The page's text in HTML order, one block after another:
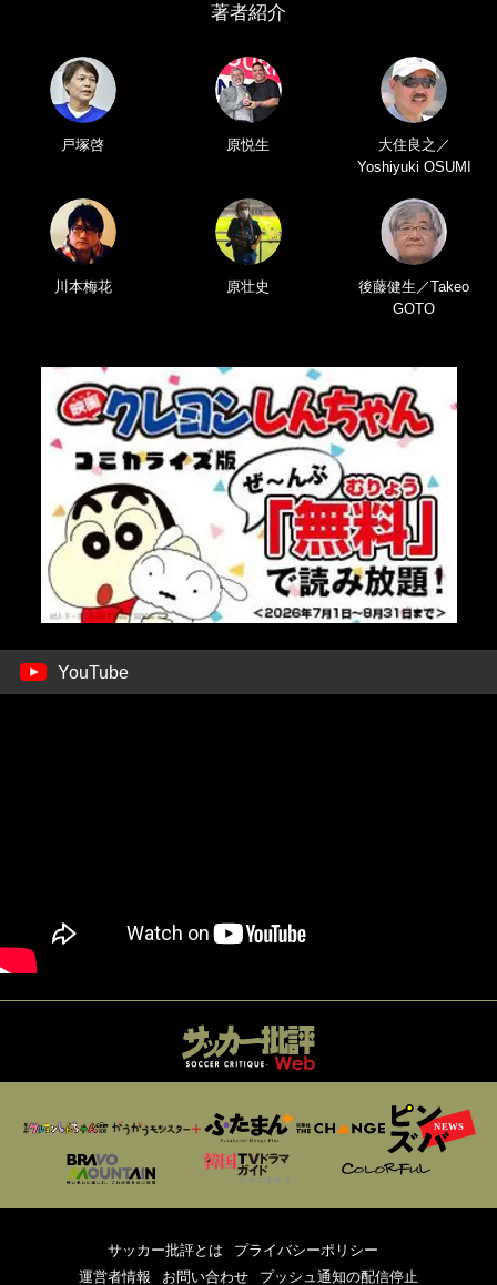
著者紹介
戸塚啓 原悦生
大住良之／
Yoshiyuki OSUMI
川本梅花 原壮史
後藤健生／Takeo
GOTO
YouTube
サッカー批評とは
プライバシーポリシー
運営者情報
お問い合わせ プッシュ通知の配信停止